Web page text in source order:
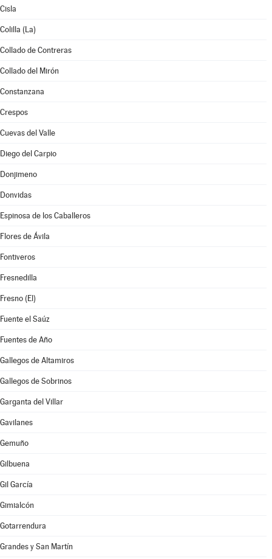
Cisla
Colilla (La)
Collado de Contreras
Collado del Mirón
Constanzana
Crespos
Cuevas del Valle
Diego del Carpio
Donjimeno
Donvidas
Espinosa de los Caballeros
Flores de Ávila
Fontiveros
Fresnedilla
Fresno (El)
Fuente el Saúz
Fuentes de Año
Gallegos de Altamiros
Gallegos de Sobrinos
Garganta del Villar
Gavilanes
Gemuño
Gilbuena
Gil García
Gimialcón
Gotarrendura
Grandes y San Martín